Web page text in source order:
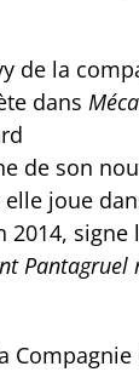
de la
dans
de son
joue
2014, signe
Pantagruel